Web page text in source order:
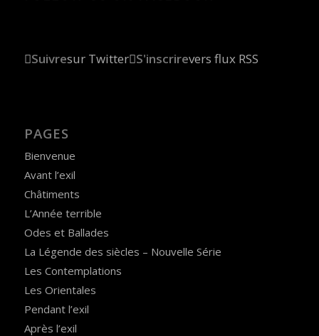
Suivresur Twitter S'inscrirevers flux RSS
PAGES
Bienvenue
Avant l’exil
Châtiments
L’Année terrible
Odes et Ballades
La Légende des siècles – Nouvelle Série
Les Contemplations
Les Orientales
Pendant l’exil
Après l’exil